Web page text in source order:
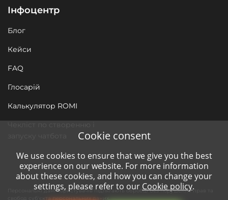
Інфоцентр
Блог
Кейси
FAQ
Глосарій
Калькулятор ROMI
Персональні дані користувачів підлягають обробці без порушення прав та
свобод суб'єкта персональних даних.
Cookie consent
We use cookies to ensure that we give you the best
experience on our website. For more information
about these cookies, and how you can change your
settings, please refer to our Cookie policy.